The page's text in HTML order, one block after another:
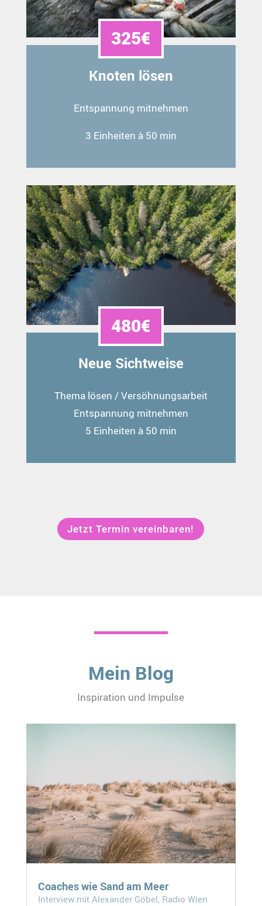
325€
Knoten lösen
Entspannung mitnehmen
3 Einheiten à 50 min
480€
Neue Sichtweise
Thema lösen / Versöhnungsarbeit
Entspannung mitnehmen
5 Einheiten à 50 min
Jetzt Termin vereinbaren!
Mein Blog
Inspiration und Impulse
Coaches wie Sand am Meer
Interview mit Alexander Göbel, Radio Wien